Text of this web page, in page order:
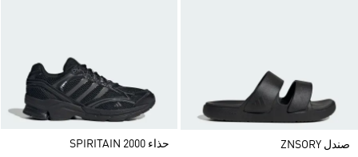
صندل ZNSORY
حذاء SPIRITAIN 2000